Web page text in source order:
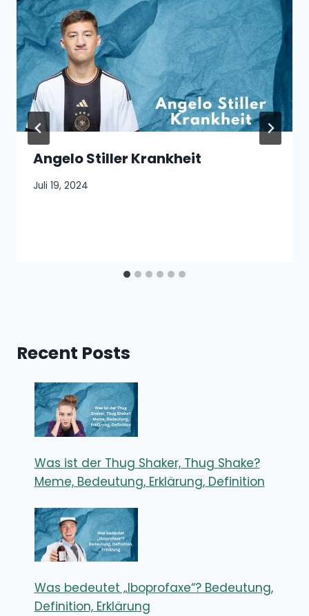
Angelo Stiller Krankheit
Juli 19, 2024
Recent Posts
Was ist der Thug Shaker, Thug Shake?
Meme, Bedeutung, Erklärung, Definition
Was bedeutet „Iboprofaxe“? Bedeutung,
Definition, Erklärung